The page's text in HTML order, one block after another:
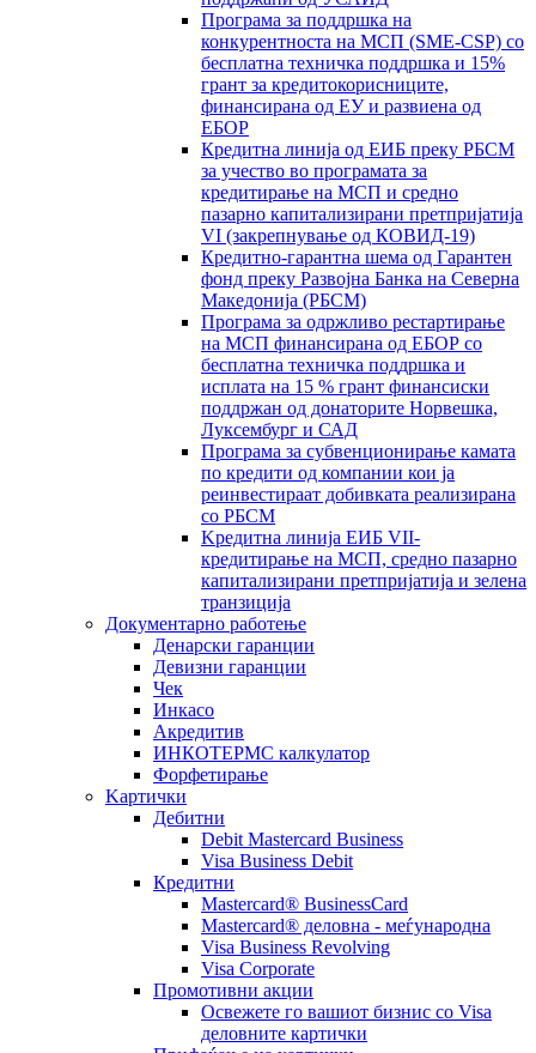
Програма за поддршка на
конкурентноста на МСП (SME-CSP) со
бесплатна техничка поддршка и 15%
грант за кредитокорисниците,
финансирана од ЕУ и развиена од
ЕБОР
Кредитна линија од ЕИБ преку РБСМ
за учество во програмата за
кредитирање на МСП и средно
пазарно капитализирани претпријатија
VI (закрепнување од КОВИД-19)
Кредитно-гарантна шема од Гарантен
фонд преку Развојна Банка на Северна
Македонија (РБСМ)
Програма за одржливо рестартирање
на МСП финансирана од ЕБОР со
бесплатна техничка поддршка и
исплата на 15 % грант финансиски
поддржан од донаторите Норвешка,
Луксембург и САД
Програма за субвенционирање камата
по кредити од компании кои ја
реинвестираат добивката реализирана
со РБСМ
Kредитна линија ЕИБ VII-
кредитирање на МСП, средно пазарно
капитализирани претпријатија и зелена
транзиција
Документарно работење
Денарски гаранции
Девизни гаранции
Чек
Инкасо
Акредитив
ИНКОТЕРМС калкулатор
Форфетирање
Kартички
Дебитни
Debit Mastercard Business
Visa Business Debit
Кредитни
Mastercard® BusinessCard
Mastercard® деловна - меѓународна
Visa Business Revolving
Visa Corporate
Промотивни акции
Освежете го вашиот бизнис со Visa
деловните картички